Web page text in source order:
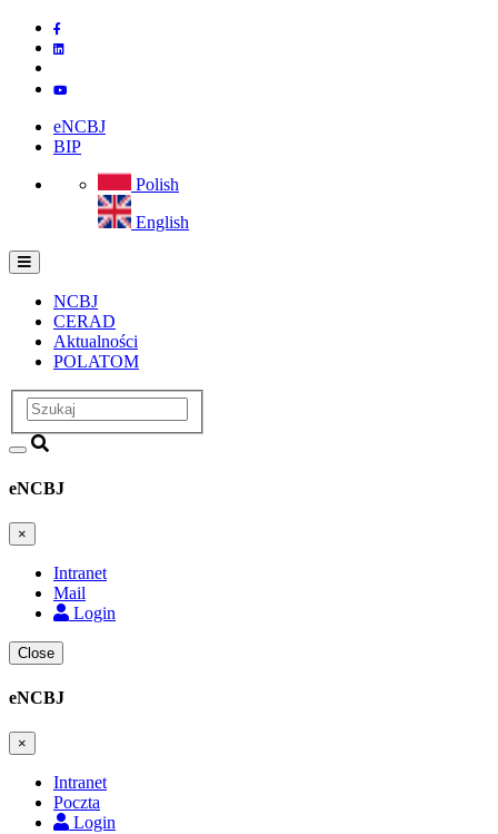
Przejdź
treści
eNCBJ
BIP
Polish
English
CERAD
NCBJ
CERAD
Aktualności
POLATOM
Szukaj
eNCBJ
×
Intranet
Mail
Login
Close
eNCBJ
×
Intranet
Poczta
Login